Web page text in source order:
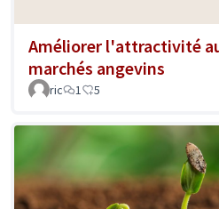
Améliorer l'attractivité
marchés angevins
ric 1 5